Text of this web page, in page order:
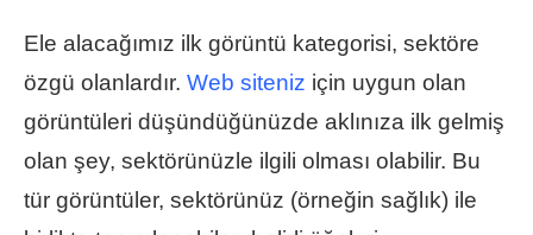
Ele alacağımız ilk görüntü kategorisi, sektöre
özgü olanlardır. Web siteniz için uygun olan
görüntüleri düşündüğünüzde aklınıza ilk gelmiş
olan şey, sektörünüzle ilgili olması olabilir. Bu
tür görüntüler, sektörünüz (örneğin sağlık) ile